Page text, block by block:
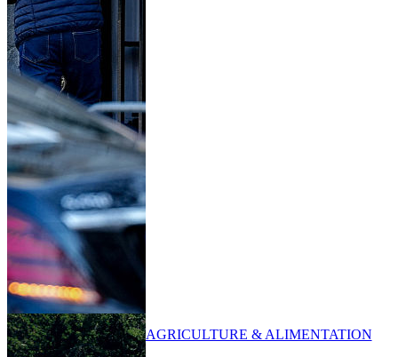
AGRICULTURE & ALIMENTATION